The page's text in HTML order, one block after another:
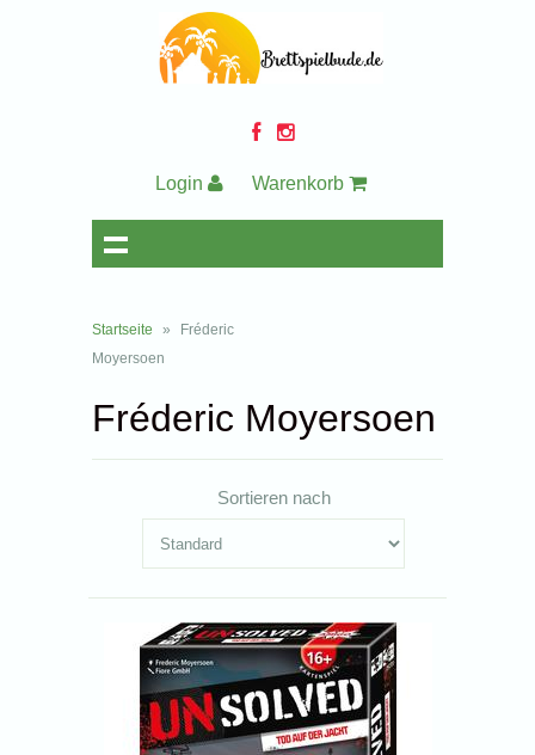
Login Warenkorb
Startseite »
Fréderic
Moyersoen
Fréderic Moyersoen
Sortieren nach